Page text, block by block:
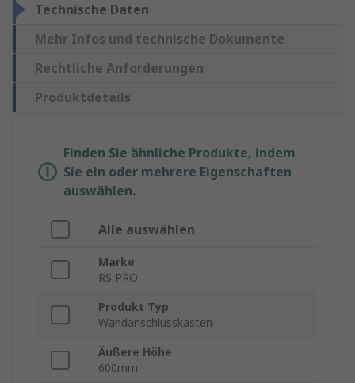
Technische Daten
Mehr Infos und technische Dokumente
Rechtliche Anforderungen
Produktdetails
Finden Sie ähnliche Produkte, indem
Sie ein oder mehrere Eigenschaften
auswählen.
Alle auswählen
Marke
RS PRO
Produkt Typ
Wandanschlusskasten
Äußere Höhe
600mm